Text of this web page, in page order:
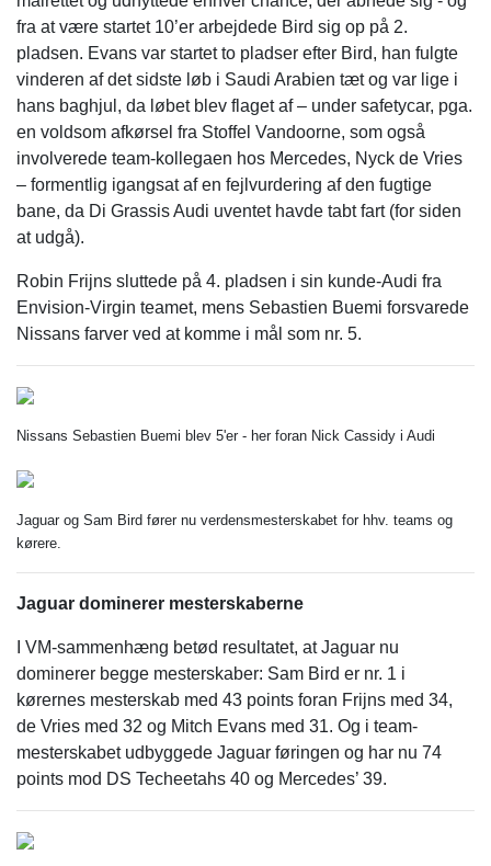
fra at være startet 10’er arbejdede Bird sig op på 2.
pladsen. Evans var startet to pladser efter Bird, han fulgte
vinderen af det sidste løb i Saudi Arabien tæt og var lige i
hans baghjul, da løbet blev flaget af – under safetycar, pga.
en voldsom afkørsel fra Stoffel Vandoorne, som også
involverede team-kollegaen hos Mercedes, Nyck de Vries
– formentlig igangsat af en fejlvurdering af den fugtige
bane, da Di Grassis Audi uventet havde tabt fart (for siden
at udgå).
Robin Frijns sluttede på 4. pladsen i sin kunde-Audi fra
Envision-Virgin teamet, mens Sebastien Buemi forsvarede
Nissans farver ved at komme i mål som nr. 5.
Nissans Sebastien Buemi blev 5'er - her foran Nick Cassidy i Audi
Jaguar og Sam Bird fører nu verdensmesterskabet for hhv. teams og
kørere.
Jaguar dominerer mesterskaberne
I VM-sammenhæng betød resultatet, at Jaguar nu
dominerer begge mesterskaber: Sam Bird er nr. 1 i
kørernes mesterskab med 43 points foran Frijns med 34,
de Vries med 32 og Mitch Evans med 31. Og i team-
mesterskabet udbyggede Jaguar føringen og har nu 74
points mod DS Techeetahs 40 og Mercedes’ 39.